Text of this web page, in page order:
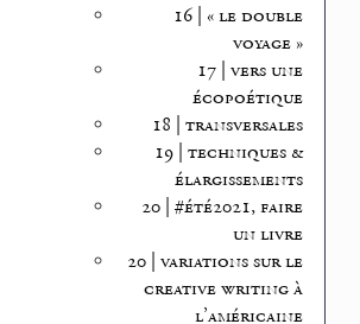
16 | « le double
voyage »
17 | vers une
écopoétique
18 | transversales
19 | techniques &
élargissements
20 | #été2021, faire
un livre
20 | variations sur le
creative writing à
l’américaine